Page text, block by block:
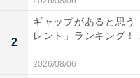
回答者のコメントを見
したハイキングにもな
県）、「歴史ある寺院
2
ギャップがあると思う
レント」ランキング！
2026/08/06